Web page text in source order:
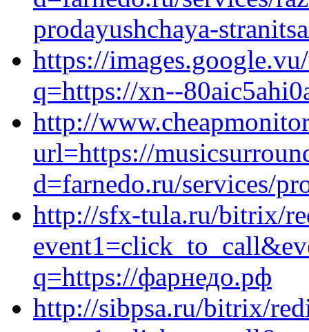
prodayushchaya-
https://
q=https://xn--
http://
url=https://
d=farnedo.ru/services/
http://sfx-tula.ru/bitrix/
q=https://фарнедо.рф
http://sibpsa.ru/bitrix/